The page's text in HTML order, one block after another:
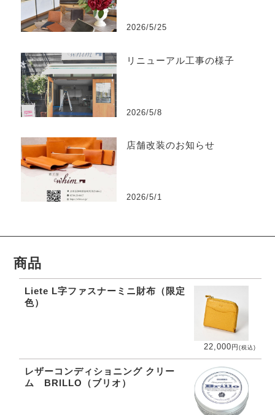
2026/5/25
リニューアル工事の様子
2026/5/8
店舗改装のお知らせ
2026/5/1
商品
Liete L字ファスナーミニ財布（限定
色）
22,000円 (税込)
レザーコンディショニング クリー
ム BRILLO（ブリオ）